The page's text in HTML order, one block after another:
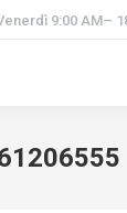
9:00 AM–